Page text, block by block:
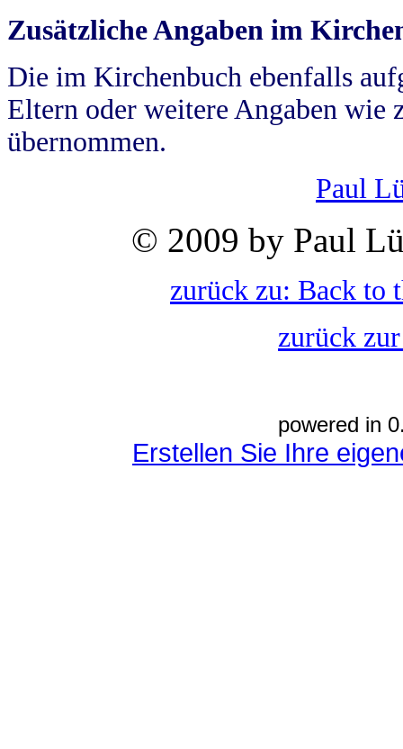
Zusätzliche Angaben im
Die im Kirchenbuch ebenfalls
Eltern oder weitere Angaben wie
übernommen.
Paul
© 2009 by Paul
zurück zu: Back to
zurück
powered in
Erstellen Sie Ihre